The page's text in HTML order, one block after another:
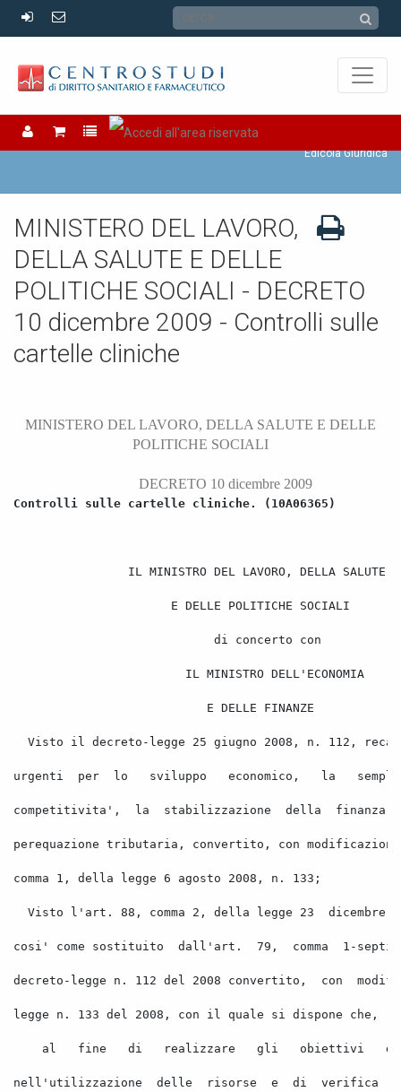
Edicola Giuridica
Edicola Giuridica
MINISTERO DEL LAVORO,
DELLA SALUTE E DELLE
POLITICHE SOCIALI - DECRETO
10 dicembre 2009 - Controlli sulle
cartelle cliniche
MINISTERO DEL LAVORO, DELLA SALUTE E DELLE
POLITICHE SOCIALI
DECRETO 10 dicembre 2009
Controlli sulle cartelle cliniche. (10A06365)
IL MINISTRO DEL LAVORO, DELLA SALUTE
E DELLE POLITICHE SOCIALI
di concerto con
IL MINISTRO DELL'ECONOMIA
E DELLE FINANZE
Visto il decreto-legge 25 giugno 2008, n. 112,
urgenti per lo sviluppo economico, la
competitivita', la stabilizzazione della finanza
perequazione tributaria, convertito, con
comma 1, della legge 6 agosto 2008, n. 133;
Visto l'art. 88, comma 2, della legge 23 dicembre
cosi' come sostituito dall'art. 79, comma 1-
decreto-legge n. 112 del 2008 convertito, con
legge n. 133 del 2008, con il quale si dispone che,
al fine di realizzare gli obiettivi di
nell'utilizzazione delle risorse e di verifica